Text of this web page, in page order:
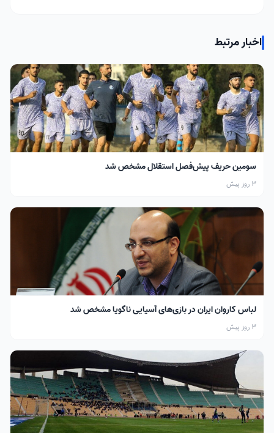
اخبار مرتبط
سومین حریف پیش‌فصل استقلال مشخص شد
3 روز پیش
لباس کاروان ایران در بازی‌های آسیایی ناگویا مشخص شد
3 روز پیش